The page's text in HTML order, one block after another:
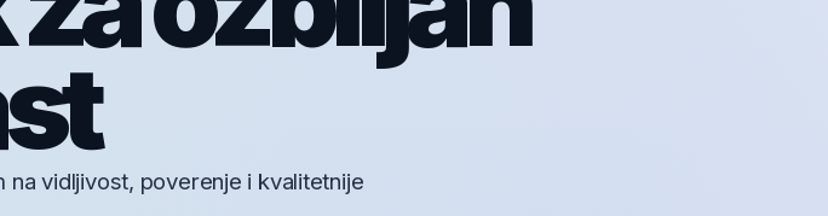
vidljivost, poverenje i kvalitetnije